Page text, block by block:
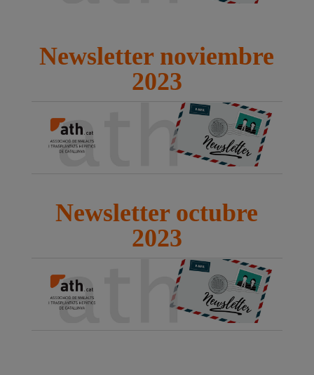
Newsletter noviembre
2023
Newsletter octubre
2023